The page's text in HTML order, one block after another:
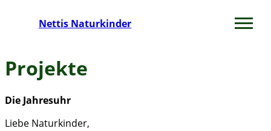
Nettis Naturkinder
Projekte
Die Jahresuhr
Liebe Naturkinder,